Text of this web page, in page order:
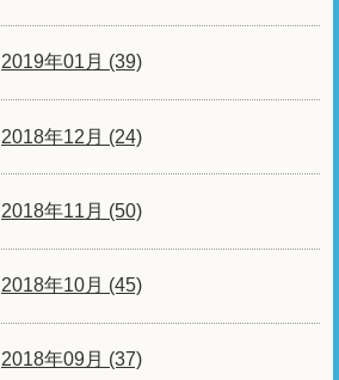
2019年01月 (39)
2018年12月 (24)
2018年11月 (50)
2018年10月 (45)
2018年09月 (37)